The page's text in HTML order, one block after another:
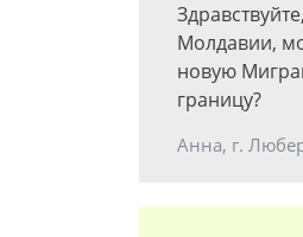
Молдавии,
новую
границу?
Анна, г.